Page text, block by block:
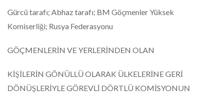
Gürcü tarafı; Abhaz tarafı; BM Göçmenler Yüksek
Komiserliği; Rusya Federasyonu
GÖÇMENLERİN VE YERLERİNDEN OLAN
KİŞİLERİN GÖNÜLLÜ OLARAK ÜLKELERİNE GERİ
DÖNÜŞLERİYLE GÖREVLİ DÖRTLÜ KOMİSYONUN